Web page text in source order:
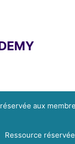
aux
Ressource